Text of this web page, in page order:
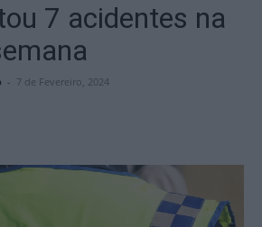
7 acidentes na
- 7 de Fevereiro, 2024